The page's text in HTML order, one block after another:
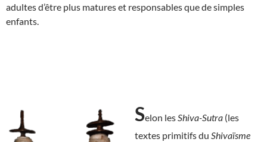
adultes d’être plus matures et responsables que de simples
enfants.
Selon les Shiva-Sutra (les
textes primitifs du Shivaïsme